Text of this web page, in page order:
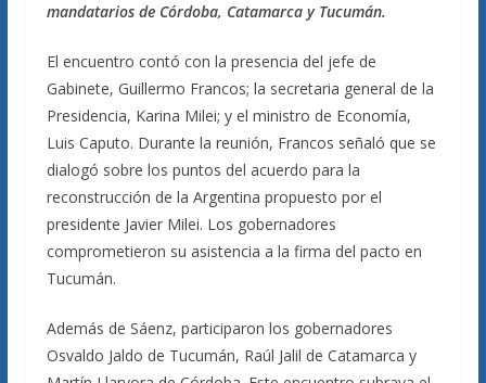
mandatarios de Córdoba, Catamarca y Tucumán.
El encuentro contó con la presencia del jefe de
Gabinete, Guillermo Francos; la secretaria general de la
Presidencia, Karina Milei; y el ministro de Economía,
Luis Caputo. Durante la reunión, Francos señaló que se
dialogó sobre los puntos del acuerdo para la
reconstrucción de la Argentina propuesto por el
presidente Javier Milei. Los gobernadores
comprometieron su asistencia a la firma del pacto en
Tucumán.
Además de Sáenz, participaron los gobernadores
Osvaldo Jaldo de Tucumán, Raúl Jalil de Catamarca y